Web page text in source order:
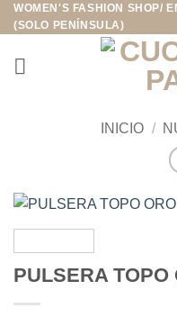
Saltar
al
contenido
WOMEN'S FASHION SHOP/
(SOLO PENÍNSULA)
INICIO /
PULSERA TOPO